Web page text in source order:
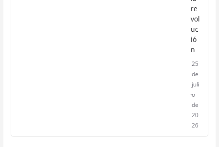
re
vol
uc
ió
n
25
de
juli
o
de
20
26